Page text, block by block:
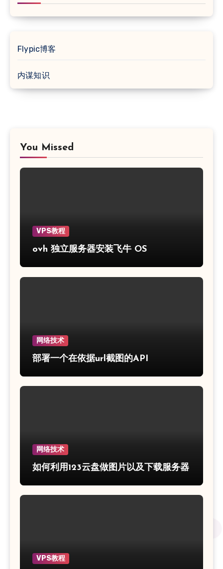
Flypic博客
内谋知识
You Missed
VPS教程
ovh 独立服务器安装飞牛 OS
网络技术
部署一个在依据url截图的API
网络技术
如何利用123云盘做图片以及下载服务器
VPS教程